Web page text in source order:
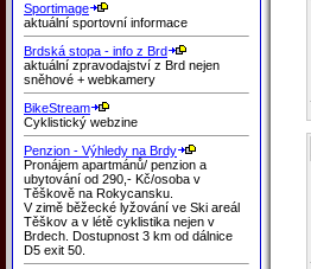
Sportimage
aktuální sportovní informace
Brdská stopa - info z Brd
aktuální zpravodajství z Brd nejen
sněhové + webkamery
BikeStream
Cyklistický webzine
Penzion - Výhledy na Brdy
Pronájem apartmánů/ penzion a
ubytování od 290,- Kč/osoba v
Těškově na Rokycansku.
V zimě běžecké lyžování ve Ski areál
Těškov a v létě cyklistika nejen v
Brdech. Dostupnost 3 km od dálnice
D5 exit 50.